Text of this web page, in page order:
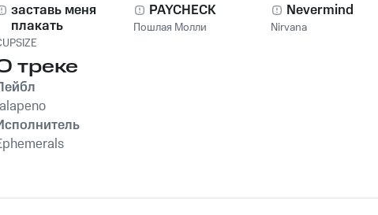
заставь меня
плакать
PAYCHECK
Пошлая Молли
Nevermind
Nirvana
треке